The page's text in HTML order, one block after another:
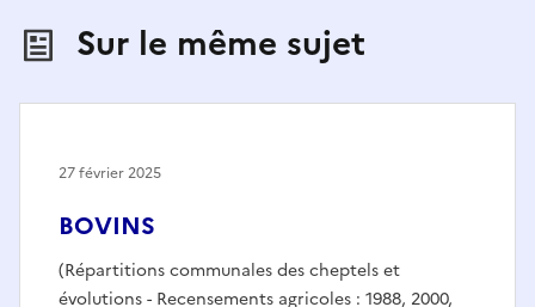
Sur le même sujet
BOVINS
(Répartitions communales des cheptels et
évolutions - Recensements agricoles : 1988, 2000,
27 février 2025